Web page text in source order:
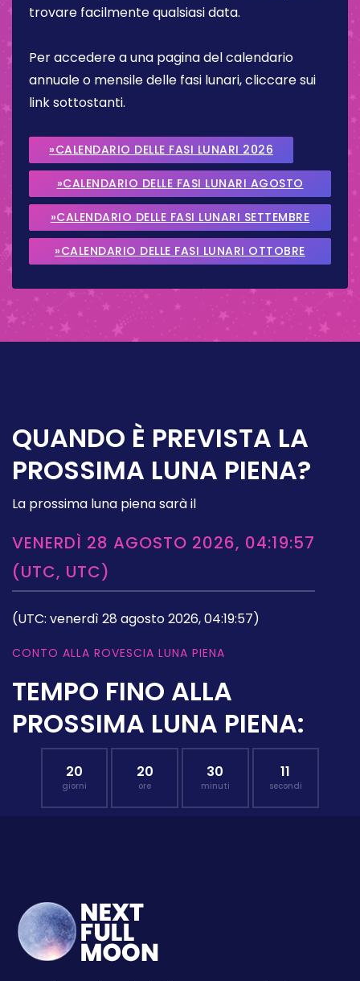
trovare facilmente qualsiasi data.
Per accedere a una pagina del calendario
annuale o mensile delle fasi lunari, cliccare sui
link sottostanti.
»CALENDARIO DELLE FASI LUNARI 2026
»CALENDARIO DELLE FASI LUNARI AGOSTO
2026
»CALENDARIO DELLE FASI LUNARI SETTEMBRE
2026
»CALENDARIO DELLE FASI LUNARI OTTOBRE
QUANDO È PREVISTA LA
PROSSIMA LUNA PIENA?
La prossima luna piena sarà il
VENERDÌ 28 AGOSTO 2026, 04:19:57
(UTC, UTC)
(UTC: venerdì 28 agosto 2026, 04:19:57)
CONTO ALLA ROVESCIA LUNA PIENA
TEMPO FINO ALLA
PROSSIMA LUNA PIENA:
20
giorni
20
ore
30
minuti
10
secondi